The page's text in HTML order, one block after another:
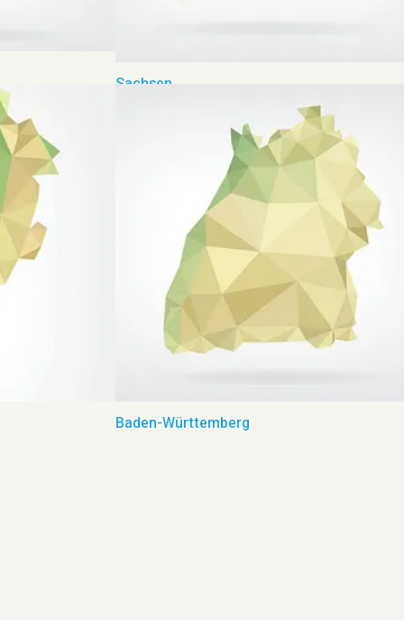
Sachsen
Baden-Württemberg